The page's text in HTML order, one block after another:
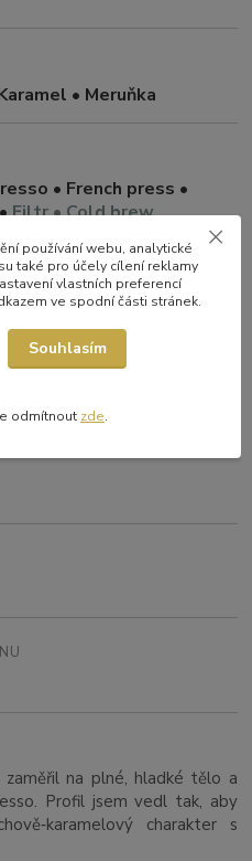
• Meruňka
• French press •
Filtr • Cold brew
a Eje Cafetero
na plné, hladké tělo a
Profil jsem vedl tak, aby
charakter s
používání webu, analytické
také pro účely cílení reklamy
vlastních preferencí
ve spodní části stránek.
Souhlasím
odmítnout zde.